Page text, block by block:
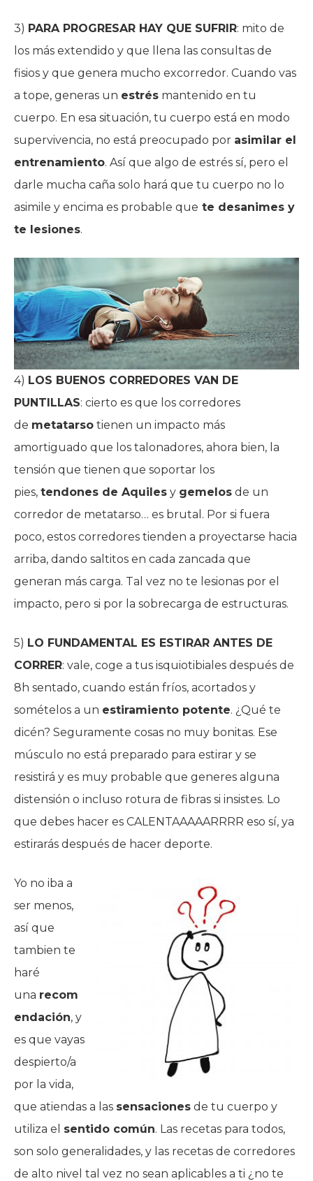
3) PARA PROGRESAR HAY QUE SUFRIR: mito de
los más extendido y que llena las consultas de
fisios y que genera mucho excorredor. Cuando vas
a tope, generas un estrés mantenido en tu
cuerpo. En esa situación, tu cuerpo está en modo
supervivencia, no está preocupado por asimilar el
entrenamiento. Así que algo de estrés sí, pero el
darle mucha caña solo hará que tu cuerpo no lo
asimile y encima es probable que te desanimes y
te lesiones.
4) LOS BUENOS CORREDORES VAN DE
PUNTILLAS: cierto es que los corredores
de metatarso tienen un impacto más
amortiguado que los talonadores, ahora bien, la
tensión que tienen que soportar los
pies, tendones de Aquiles y gemelos de un
corredor de metatarso… es brutal. Por si fuera
poco, estos corredores tienden a proyectarse hacia
arriba, dando saltitos en cada zancada que
generan más carga. Tal vez no te lesionas por el
impacto, pero si por la sobrecarga de estructuras.
5) LO FUNDAMENTAL ES ESTIRAR ANTES DE
CORRER: vale, coge a tus isquiotibiales después de
8h sentado, cuando están fríos, acortados y
somételos a un estiramiento potente. ¿Qué te
dicén? Seguramente cosas no muy bonitas. Ese
músculo no está preparado para estirar y se
resistirá y es muy probable que generes alguna
distensión o incluso rotura de fibras si insistes. Lo
que debes hacer es CALENTAAAAARRRR eso sí, ya
estirarás después de hacer deporte.
Yo no iba a
ser menos,
así que
tambien te
haré
una recom
endación, y
es que vayas
despierto/a
por la vida,
que atiendas a las sensaciones de tu cuerpo y
utiliza el sentido común. Las recetas para todos,
son solo generalidades, y las recetas de corredores
de alto nivel tal vez no sean aplicables a ti ¿no te